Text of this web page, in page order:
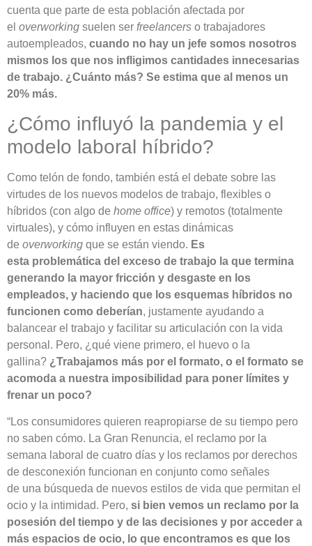
cuenta que parte de esta población afectada por
el overworking suelen ser freelancers o trabajadores
autoempleados, cuando no hay un jefe somos nosotros
mismos los que nos infligimos cantidades innecesarias
de trabajo. ¿Cuánto más? Se estima que al menos un
20% más.
¿Cómo influyó la pandemia y el
modelo laboral híbrido?
Como telón de fondo, también está el debate sobre las
virtudes de los nuevos modelos de trabajo, flexibles o
híbridos (con algo de home office) y remotos (totalmente
virtuales), y cómo influyen en estas dinámicas
de overworking que se están viendo. Es
esta problemática del exceso de trabajo la que termina
generando la mayor fricción y desgaste en los
empleados, y haciendo que los esquemas híbridos no
funcionen como deberían, justamente ayudando a
balancear el trabajo y facilitar su articulación con la vida
personal. Pero, ¿qué viene primero, el huevo o la
gallina? ¿Trabajamos más por el formato, o el formato se
acomoda a nuestra imposibilidad para poner límites y
frenar un poco?
“Los consumidores quieren reapropiarse de su tiempo pero
no saben cómo. La Gran Renuncia, el reclamo por la
semana laboral de cuatro días y los reclamos por derechos
de desconexión funcionan en conjunto como señales
de una búsqueda de nuevos estilos de vida que permitan el
ocio y la intimidad. Pero, si bien vemos un reclamo por la
posesión del tiempo y de las decisiones y por acceder a
más espacios de ocio, lo que encontramos es que los